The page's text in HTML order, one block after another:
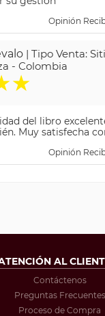
Opinión
| Tipo Venta:
- Colombia
★
del libro
Muy satisfecha
Opinión
AL
Contáctenos
Preguntas Frecuentes
Proceso de Compra